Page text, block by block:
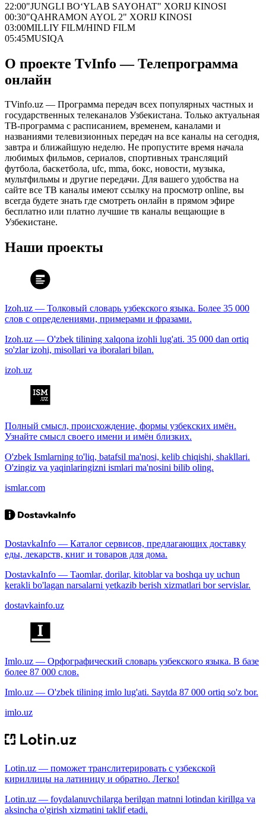
22:00"JUNGLI BO‘YLAB SAYOHAT" XORIJ KINOSI
00:30"QAHRAMON AYOL 2" XORIJ KINOSI
03:00MILLIY FILM/HIND FILM
05:45MUSIQA
О проекте TvInfo — Телепрограмма
онлайн
TVinfo.uz — Программа передач всех популярных частных и
государственных телеканалов Узбекистана. Только актуальная
ТВ-программа с расписанием, временем, каналами и
названиями телевизионных передач на все каналы на сегодня,
завтра и ближайшую неделю. Не пропустите время начала
любимых фильмов, сериалов, спортивных трансляций
футбола, баскетбола, ufc, mma, бокс, новости, музыка,
мультфильмы и другие передачи. Для вашего удобства на
сайте все ТВ каналы имеют ссылку на просмотр online, вы
всегда будете знать где смотреть онлайн в прямом эфире
бесплатно или платно лучшие тв каналы вещающие в
Узбекистане.
Наши проекты
Izoh.uz — Толковый словарь узбекского языка. Более 35 000
слов с определениями, примерами и фразами.
Izoh.uz — O'zbek tilining xalqona izohli lug'ati. 35 000 dan ortiq
so'zlar izohi, misollari va iboralari bilan.
izoh.uz
Полный смысл, происхождение, формы узбекских имён.
Узнайте смысл своего имени и имён близких.
O'zbek Ismlarning to'liq, batafsil ma'nosi, kelib chiqishi, shakllari.
O'zingiz va yaqinlaringizni ismlari ma'nosini bilib oling.
ismlar.com
DostavkaInfo — Каталог сервисов, предлагающих доставку
еды, лекарств, книг и товаров для дома.
DostavkaInfo — Taomlar, dorilar, kitoblar va boshqa uy uchun
kerakli bo'lagan narsalarni yetkazib berish xizmatlari bor servislar.
dostavkainfo.uz
Imlo.uz — Орфографический словарь узбекского языка. В базе
более 87 000 слов.
Imlo.uz — O'zbek tilining imlo lug'ati. Saytda 87 000 ortiq so'z bor.
imlo.uz
Lotin.uz — поможет транслитерировать с узбекской
кириллицы на латиницу и обратно. Легко!
Lotin.uz — foydalanuvchilarga berilgan matnni lotindan kirillga va
aksincha o'girish xizmatini taklif etadi.